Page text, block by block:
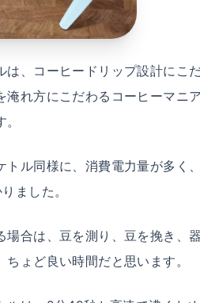
は、コーヒードリップ設計にこ
淹れ方にこだわるコーヒーマニ
トル同様に、消費電力量が多く
ました。
場合は、豆を測り、豆を挽き、
ょど良い時間だと思います。